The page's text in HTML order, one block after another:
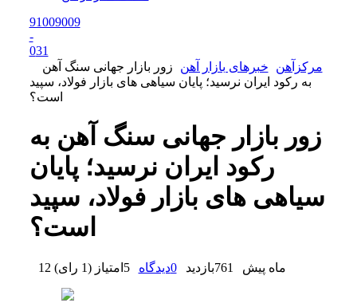
91009009
-
031
مرکزآهن
خبرهای بازار آهن
زور بازار جهانی سنگ آهن
به رکود ایران نرسید؛ پایان سیاهی های بازار فولاد، سپید
است؟
زور بازار جهانی سنگ آهن به
رکود ایران نرسید؛ پایان
سیاهی های بازار فولاد، سپید
است؟
12 ماه پیش 761بازدید 0دیدگاه 5 امتیاز (1 رای )